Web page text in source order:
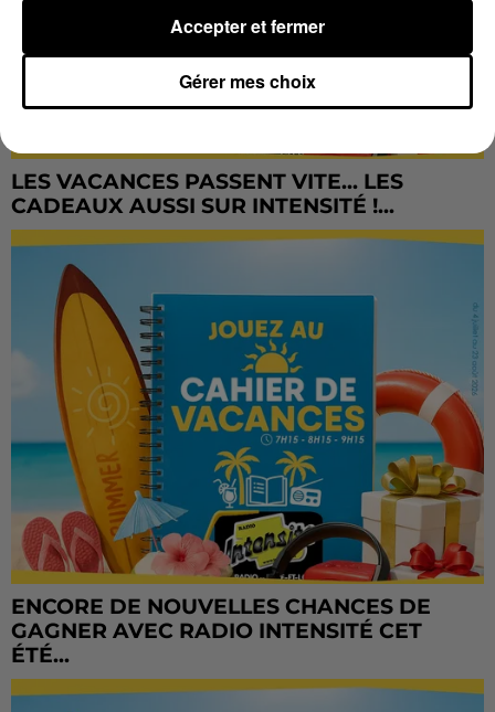
LES VACANCES PASSENT VITE... LES
CADEAUX AUSSI SUR INTENSITÉ !...
ENCORE DE NOUVELLES CHANCES DE
GAGNER AVEC RADIO INTENSITÉ CET
ÉTÉ...
Gérer mes choix
Accepter et fermer